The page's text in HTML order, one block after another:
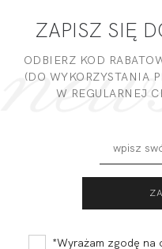
237,00 71,10 zł
ZAPISZ SIĘ
ODBIERZ KOD
(DO WYKORZYSTANIA
W REGULARNEJ
*Wyrażam zgodę na